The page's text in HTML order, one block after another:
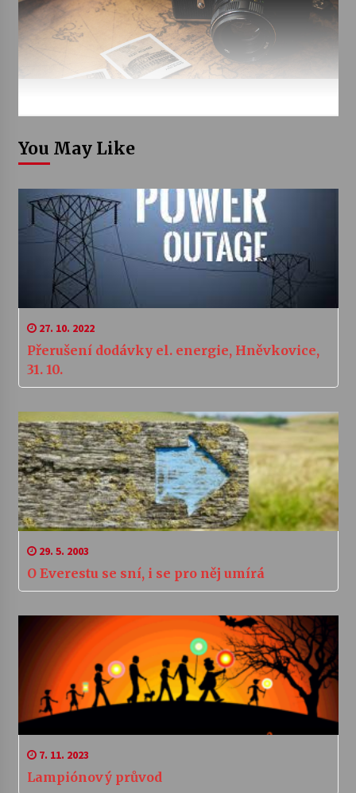
You May Like
27. 10. 2022
Přerušení dodávky el. energie, Hněvkovice,
31. 10.
29. 5. 2003
O Everestu se sní, i se pro něj umírá
7. 11. 2023
Lampiónový průvod